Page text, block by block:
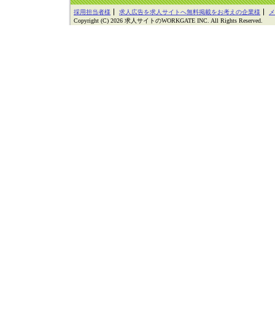
採用担当者様 求人広告を求人サイトへ無料掲載をお考えの企業様
Copyright (C) 2026 求人サイトのWORKGATE INC. All Rights Reserved.